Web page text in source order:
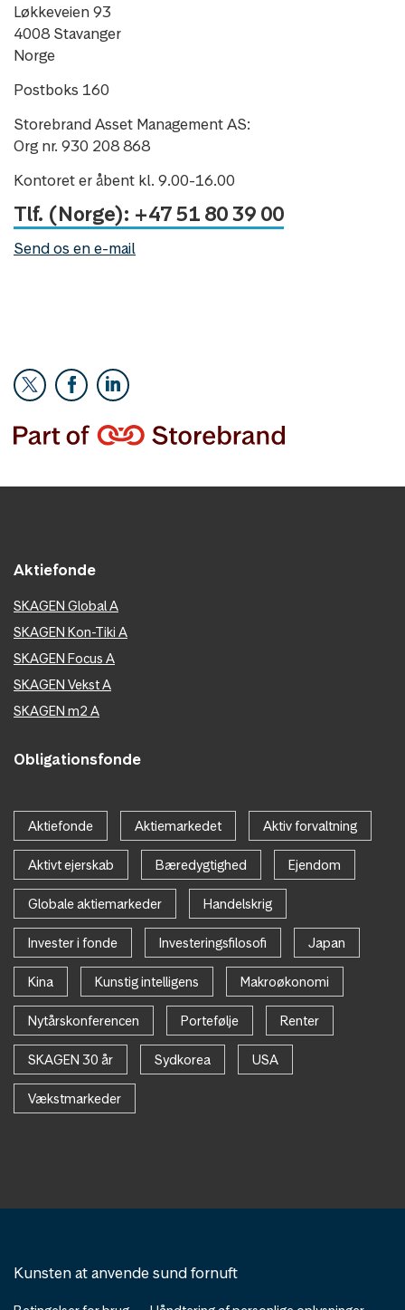
Løkkeveien 93
4008 Stavanger
Norge
Postboks 160
Storebrand Asset Management AS:
Org nr. 930 208 868
Kontoret er åbent kl. 9.00-16.00
Tlf. (Norge): +47 51 80 39 00
Send os en e-mail
Aktiefonde
SKAGEN Global A
SKAGEN Kon-Tiki A
SKAGEN Focus A
SKAGEN Vekst A
SKAGEN m2 A
Obligationsfonde
Aktiefonde Aktiemarkedet Aktiv forvaltning
Aktivt ejerskab Bæredygtighed Ejendom
Globale aktiemarkeder Handelskrig
Invester i fonde Investeringsfilosofi Japan
Kina Kunstig intelligens Makroøkonomi
Nytårskonferencen Portefølje Renter
SKAGEN 30 år Sydkorea USA
Vækstmarkeder
Kunsten at anvende sund fornuft